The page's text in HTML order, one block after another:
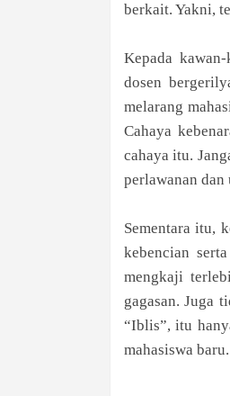
berkait. Yakni,
Kepada
dosen
melarang
Cahaya
cahaya itu.
perlawanan dan
Sementara itu,
kebencian
mengkaji
gagasan. Juga
“Iblis”, itu
mahasiswa baru.